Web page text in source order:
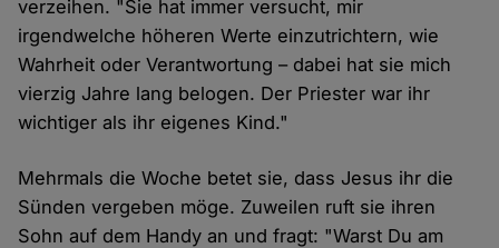
verzeihen. "Sie hat immer versucht, mir
irgendwelche höheren Werte einzutrichtern, wie
Wahrheit oder Verantwortung – dabei hat sie mich
vierzig Jahre lang belogen. Der Priester war ihr
wichtiger als ihr eigenes Kind."
Mehrmals die Woche betet sie, dass Jesus ihr die
Sünden vergeben möge. Zuweilen ruft sie ihren
Sohn auf dem Handy an und fragt: "Warst Du am